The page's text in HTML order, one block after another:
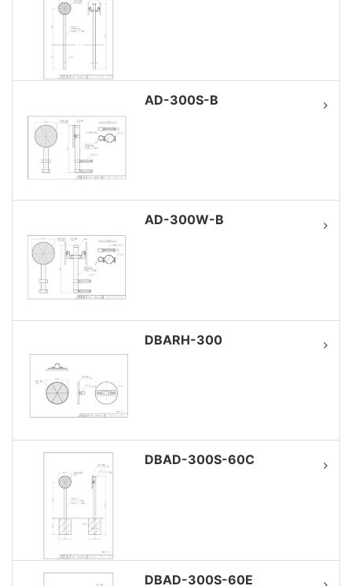
AD-300S-B
AD-300W-B
DBARH-300
DBAD-300S-60C
DBAD-300S-60E